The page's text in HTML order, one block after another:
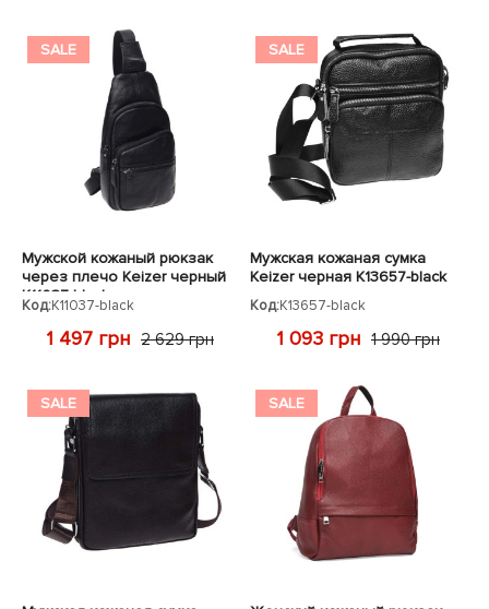
SALE
Мужской кожаный рюкзак
через плечо Keizer черный
K11037-black
Код:K11037-black
1 497 грн 2 629 грн
SALE
Мужская кожаная сумка
Keizer черная K13657-black
Код:K13657-black
1 093 грн 1 990 грн
SALE SALE